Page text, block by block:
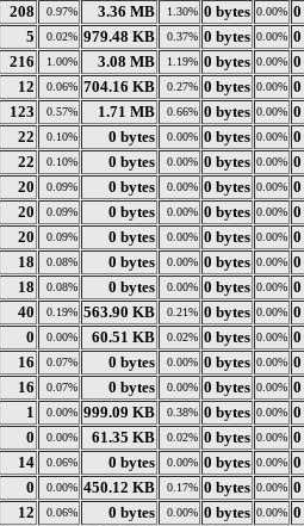
208 0.97% 3.36 MB 1.30% 0 bytes 0.00% 0
5 0.02% 979.48 KB 0.37% 0 bytes 0.00% 0
216 1.00% 3.08 MB 1.19% 0 bytes 0.00% 0
12 0.06% 704.16 KB 0.27% 0 bytes 0.00% 0
123 0.57% 1.71 MB 0.66% 0 bytes 0.00% 0
22 0.10% 0 bytes 0.00% 0 bytes 0.00% 0
22 0.10% 0 bytes 0.00% 0 bytes 0.00% 0
20 0.09% 0 bytes 0.00% 0 bytes 0.00% 0
20 0.09% 0 bytes 0.00% 0 bytes 0.00% 0
20 0.09% 0 bytes 0.00% 0 bytes 0.00% 0
18 0.08% 0 bytes 0.00% 0 bytes 0.00% 0
18 0.08% 0 bytes 0.00% 0 bytes 0.00% 0
40 0.19% 563.90 KB 0.21% 0 bytes 0.00% 0
0 0.00% 60.51 KB 0.02% 0 bytes 0.00% 0
16 0.07% 0 bytes 0.00% 0 bytes 0.00% 0
16 0.07% 0 bytes 0.00% 0 bytes 0.00% 0
1 0.00% 999.09 KB 0.38% 0 bytes 0.00% 0
0 0.00% 61.35 KB 0.02% 0 bytes 0.00% 0
14 0.06% 0 bytes 0.00% 0 bytes 0.00% 0
0 0.00% 450.12 KB 0.17% 0 bytes 0.00% 0
12 0.06% 0 bytes 0.00% 0 bytes 0.00% 0